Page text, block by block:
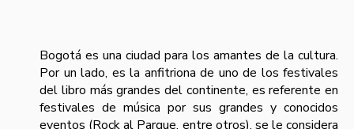
Bogotá es una ciudad para los amantes de la cultura.
Por un lado, es la anfitriona de uno de los festivales
del libro más grandes del continente, es referente en
festivales de música por sus grandes y conocidos
eventos (Rock al Parque, entre otros), se le considera